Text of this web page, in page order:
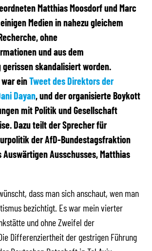
Matthias Moosdorf und Marc
Medien in nahezu gleichem
ohne
und aus dem
gerissen skandalisiert worden.
war einTweet des Direktors der
Dayan, und der organisierte Boykott
mit Politik und Gesellschaft
Dazu teilt der Sprecher für
der AfD-Bundestagsfraktion
Auswärtigen Ausschusses, Matthias
dass man sich anschaut, wen man
bezichtigt. Es war mein vierter
und ohne Zweifel der
Differenziertheit der gestrigen Führung